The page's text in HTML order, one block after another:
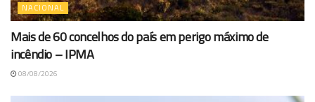
NACIONAL
Mais de 60 concelhos do país em perigo máximo de
incêndio – IPMA
08/08/2026